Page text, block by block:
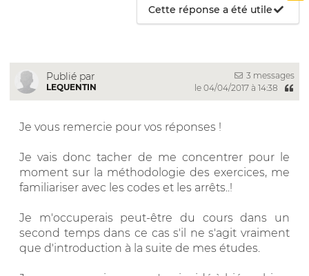
Cette réponse a été utile
Publié par
LEQUENTIN
3 messages
le 04/04/2017 à 14:38
Je vous remercie pour vos réponses !
Je vais donc tacher de me concentrer pour le
moment sur la méthodologie des exercices, me
familiariser avec les codes et les arrêts..!
Je m'occuperais peut-être du cours dans un
second temps dans ce cas s'il ne s'agit vraiment
que d'introduction à la suite de mes études.